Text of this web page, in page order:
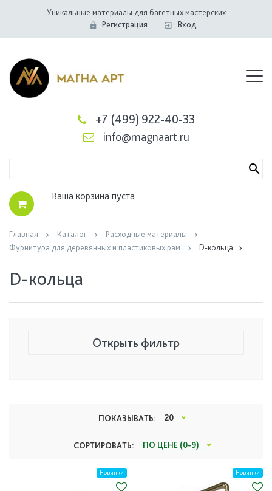
Уникальные материалы для багетных мастерских
Регистрация
Вход
+7 (499) 922-40-33
info@magnaart.ru
Ваша корзина пуста
Главная Каталог
Расходные материалы
Фурнитура для деревянных и пластиковых рам
D-кольца
D-кольца
Открыть фильтр
ПОКАЗЫВАТЬ: 20
СОРТИРОВАТЬ: ПО ЦЕНЕ (0-9)
Новинки Новинки